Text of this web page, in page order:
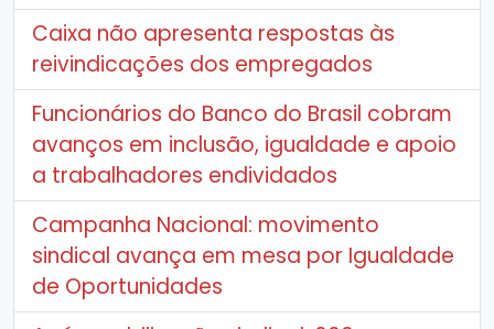
Caixa não apresenta respostas às
reivindicações dos empregados
Funcionários do Banco do Brasil cobram
avanços em inclusão, igualdade e apoio
a trabalhadores endividados
Campanha Nacional: movimento
sindical avança em mesa por Igualdade
de Oportunidades